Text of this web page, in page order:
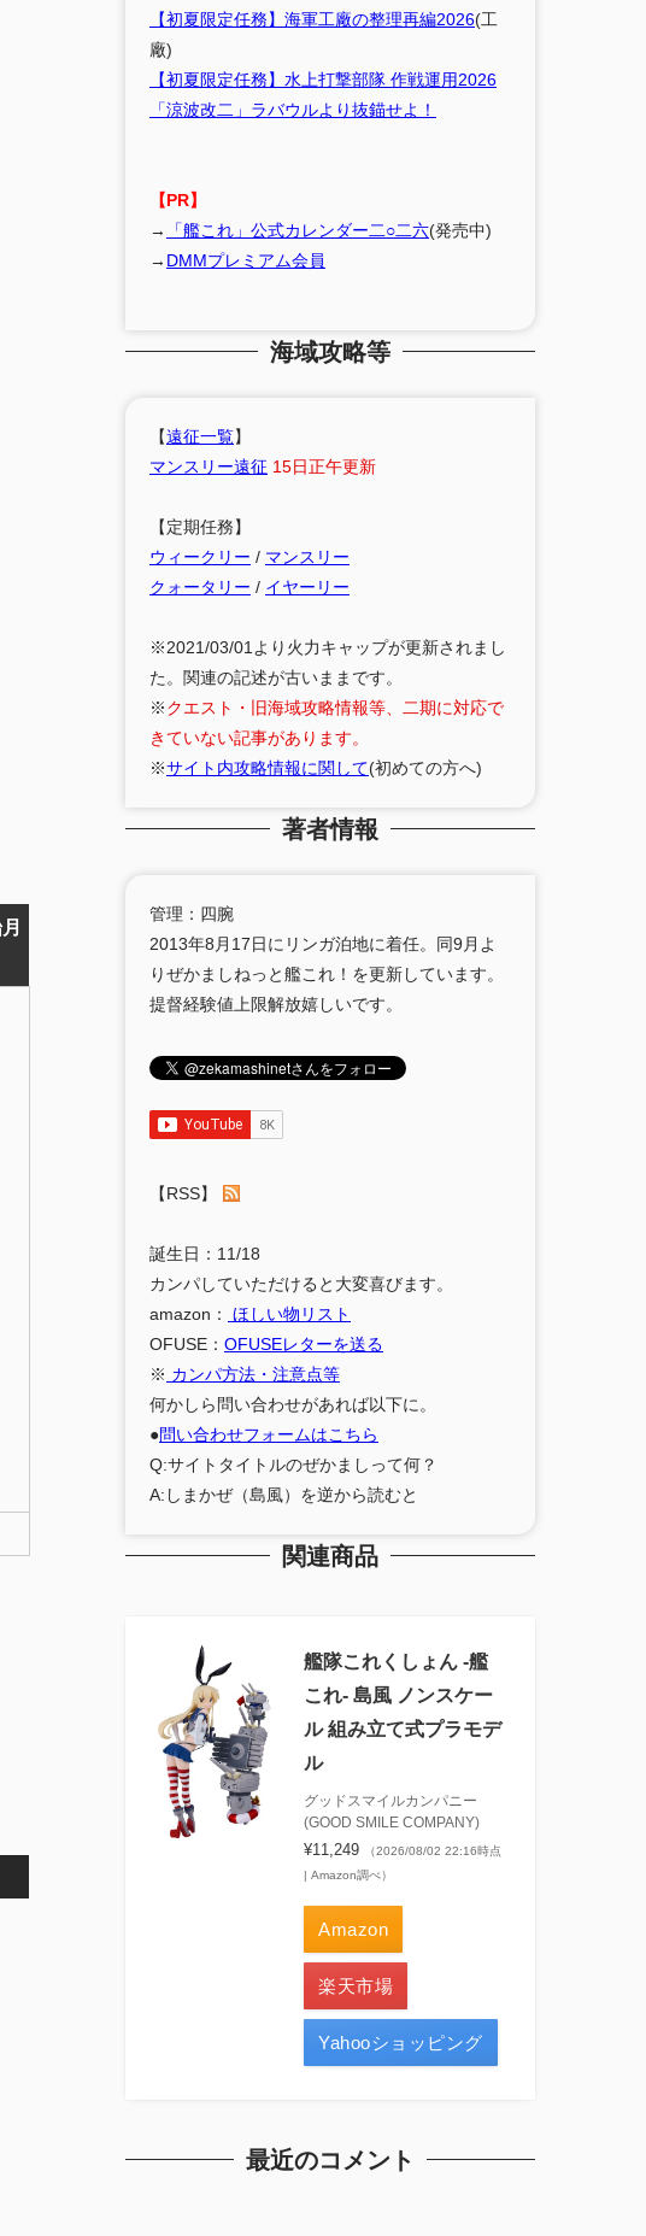
【初夏限定任務】海軍工廠の整理再編2026(工
廠)
【初夏限定任務】水上打撃部隊 作戦運用2026
「涼波改二」ラバウルより抜錨せよ！
【PR】
→
「艦これ」公式カレンダー二○二六(発売中)
→ DMMプレミアム会員
海域攻略等
【遠征一覧】
マンスリー遠征 15日正午更新
【定期任務】
ウィークリー / マンスリー
クォータリー / イヤーリー
※2021/03/01より火力キャップが更新されまし
た。関連の記述が古いままです。
※クエスト・旧海域攻略情報等、二期に対応で
きていない記事があります。
※サイト内攻略情報に関して(初めての方へ)
著者情報
管理：四腕
2013年8月17日にリンガ泊地に着任。同9月よ
りぜかましねっと艦これ！を更新しています。
提督経験値上限解放嬉しいです。
【RSS】
誕生日：11/18
カンパしていただけると大変喜びます。
amazon：
ほしい物リスト
OFUSE： OFUSEレターを送る
※ カンパ方法・注意点等
何かしら問い合わせがあれば以下に。
●問い合わせフォームはこちら
Q:サイトタイトルのぜかましって何？
A:しまかぜ（島風）を逆から読むと
関連商品
艦隊これくしょん ‐艦
これ‐ 島風 ノンスケー
ル 組み立て式プラモデ
ル
グッドスマイルカンパニー
(GOOD SMILE COMPANY)
¥11,249
（2026/08/02 22:16時点
| Amazon調べ）
Amazon
楽天市場
Yahooショッピング
最近のコメント